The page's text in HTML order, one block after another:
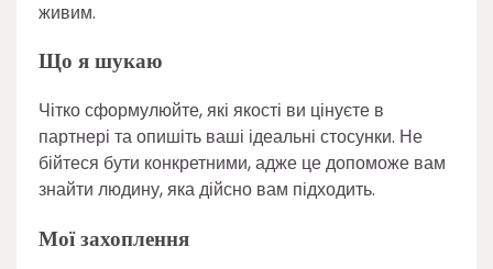
живим.
Що я шукаю
Чітко сформулюйте, які якості ви цінуєте в
партнері та опишіть ваші ідеальні стосунки. Не
бійтеся бути конкретними, адже це допоможе вам
знайти людину, яка дійсно вам підходить.
Мої захоплення